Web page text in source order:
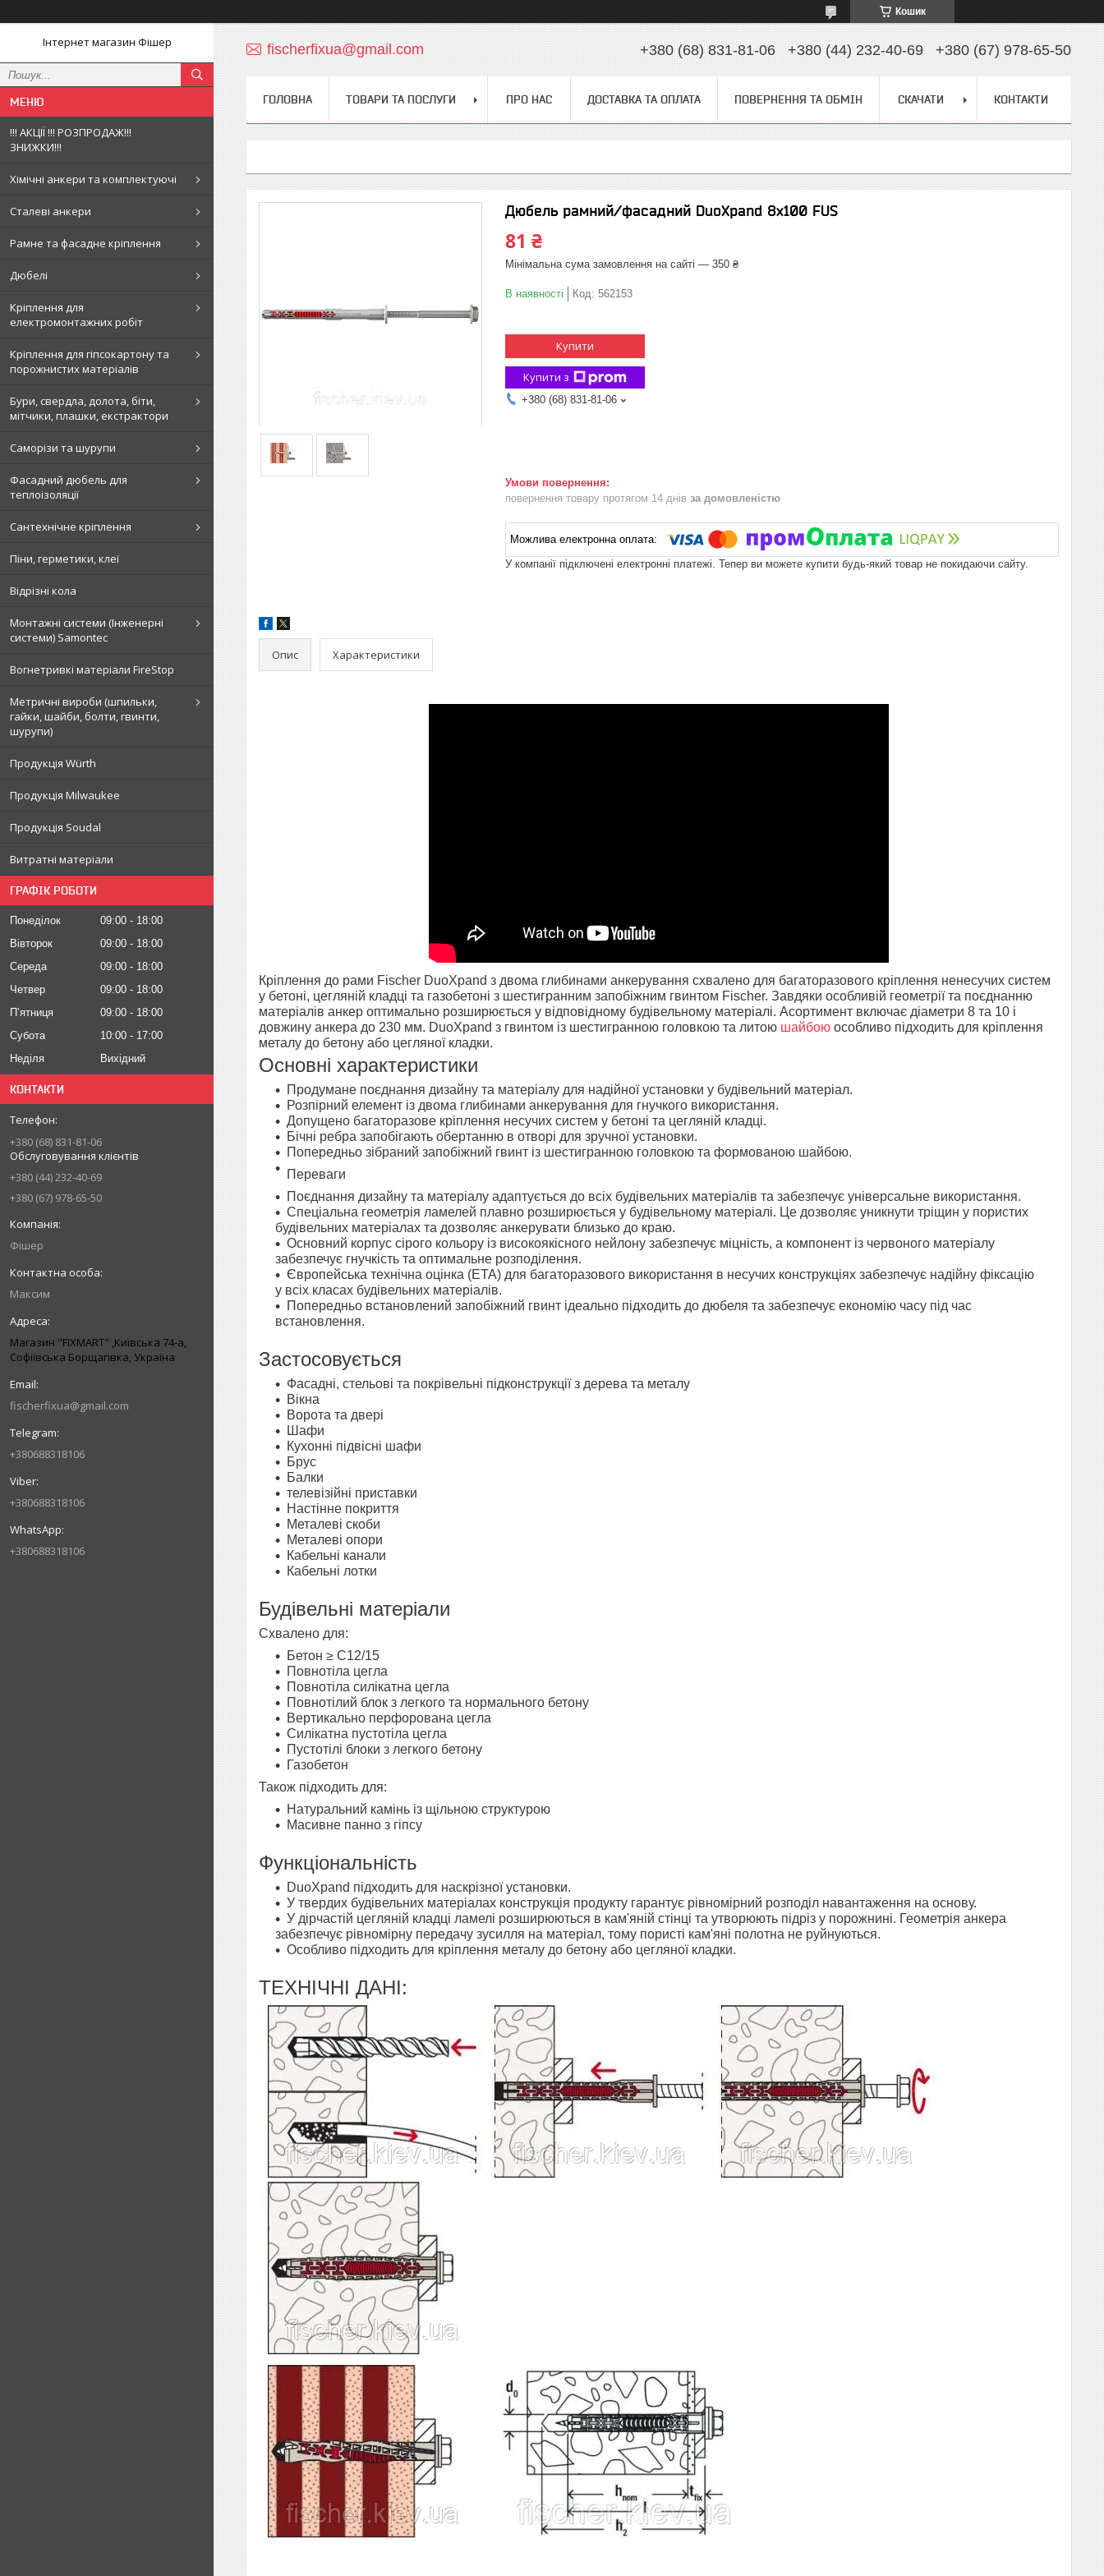
Кошик
Інтернет магазин Фішер
!!! АКЦІЇ !!! РОЗПРОДАЖ!!!
ЗНИЖКИ!!!
Хімічні анкери та комплектуючі
Сталеві анкери
Рамне та фасадне кріплення
Дюбелі
Кріплення для
електромонтажних робіт
Кріплення для гіпсокартону та
порожнистих матеріалів
Бури, свердла, долота, біти,
мітчики, плашки, екстрактори
Саморізи та шурупи
Фасадний дюбель для
теплоізоляції
Сантехнічне кріплення
Піни, герметики, клеї
Відрізні кола
Монтажні системи (Інженерні
системи) Samontec
Вогнетривкі матеріали FireStop
Метричні вироби (шпильки,
гайки, шайби, болти, гвинти,
шурупи)
Продукція Würth
Продукція Milwaukee
Продукція Soudal
Витратні матеріали
ГРАФІК РОБОТИ
Понеділок 09:00
18:00
Вівторок
09:00
18:00
Середа
09:00
18:00
Четвер
09:00
18:00
Пʼятниця
09:00
18:00
Субота
10:00
17:00
Неділя
Вихідний
КОНТАКТИ
+380 (68) 831-81-06
Обслуговування клієнтів
+380 (44) 232-40-69
+380 (67) 978-65-50
Фішер
Максим
Магазин "FIXMART" ,Київська 74-a,
Софіївська Борщагівка, Україна
fischerfixua@gmail.com
+380688318106
+380688318106
+380688318106
fischerfixua@gmail.com +380 (68) 831-81-06 +380 (44) 232-40-69 +380 (67) 978-65-50
ГОЛОВНА ТОВАРИ ТА ПОСЛУГИ ПРО НАС ДОСТАВКА ТА ОПЛАТА ПОВЕРНЕННЯ ТА ОБМІН СКАЧАТИ КОНТАКТИ
Дюбель рамний/фасадний DuoXpand 8x100 FUS
81 ₴
Мінімальна сума замовлення на сайті — 350 ₴
В наявності Код: 562153
Купити
Купити з
+380 (68) 831-81-06
повернення товару протягом 14 днів за домовленістю
У компанії підключені електронні платежі. Тепер ви можете купити будь-який товар не покидаючи сайту.
Опис Характеристики
Кріплення до рами Fischer DuoXpand з двома глибинами анкерування схвалено для багаторазового кріплення ненесучих систем
у бетоні, цегляній кладці та газобетоні з шестигранним запобіжним гвинтом Fischer. Завдяки особливій геометрії та поєднанню
матеріалів анкер оптимально розширюється у відповідному будівельному матеріалі. Асортимент включає діаметри 8 та 10 і
довжину анкера до 230 мм. DuoXpand з гвинтом із шестигранною головкою та литою шайбою особливо підходить для кріплення
металу до бетону або цегляної кладки.
Основні характеристики
Продумане поєднання дизайну та матеріалу для надійної установки у будівельний матеріал.
Розпірний елемент із двома глибинами анкерування для гнучкого використання.
Допущено багаторазове кріплення несучих систем у бетоні та цегляній кладці.
Бічні ребра запобігають обертанню в отворі для зручної установки.
Попередньо зібраний запобіжний гвинт із шестигранною головкою та формованою шайбою.
Переваги
Поєднання дизайну та матеріалу адаптується до всіх будівельних матеріалів та забезпечує універсальне використання.
Спеціальна геометрія ламелей плавно розширюється у будівельному матеріалі. Це дозволяє уникнути тріщин у пористих
будівельних матеріалах та дозволяє анкерувати близько до краю.
Основний корпус сірого кольору із високоякісного нейлону забезпечує міцність, а компонент із червоного матеріалу
забезпечує гнучкість та оптимальне розподілення.
Європейська технічна оцінка (ЕТА) для багаторазового використання в несучих конструкціях забезпечує надійну фіксацію
у всіх класах будівельних матеріалів.
Попередньо встановлений запобіжний гвинт ідеально підходить до дюбеля та забезпечує економію часу під час
встановлення.
Застосовується
Фасадні, стельові та покрівельні підконструкції з дерева та металу
Вікна
Ворота та двері
Шафи
Кухонні підвісні шафи
Брус
Балки
телевізійні приставки
Настінне покриття
Металеві скоби
Металеві опори
Кабельні канали
Кабельні лотки
Будівельні матеріали
Схвалено для:
Бетон ≥ C12/15
Повнотіла цегла
Повнотіла силікатна цегла
Повнотілий блок з легкого та нормального бетону
Вертикально перфорована цегла
Силікатна пустотіла цегла
Пустотілі блоки з легкого бетону
Газобетон
Також підходить для:
Натуральний камінь із щільною структурою
Масивне панно з гіпсу
Функціональність
DuoXpand підходить для наскрізної установки.
У твердих будівельних матеріалах конструкція продукту гарантує рівномірний розподіл навантаження на основу.
У дірчастій цегляній кладці ламелі розширюються в кам'яній стінці та утворюють підріз у порожнині. Геометрія анкера
забезпечує рівномірну передачу зусилля на матеріал, тому пористі кам'яні полотна не руйнуються.
Особливо підходить для кріплення металу до бетону або цегляної кладки.
ТЕХНІЧНІ ДАНІ: